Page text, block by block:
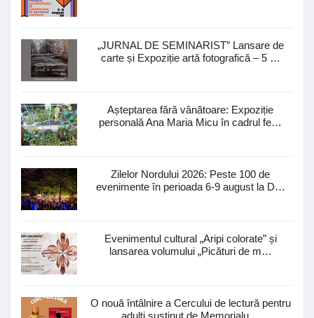
„JURNAL DE SEMINARIST” Lansare de
carte și Expoziție artă fotografică – 5 …
Așteptarea fără vânătoare: Expoziție
personală Ana Maria Micu în cadrul fe…
Zilelor Nordului 2026: Peste 100 de
evenimente în perioada 6-9 august la D…
Evenimentul cultural „Aripi colorate” și
lansarea volumului „Picături de m…
O nouă întâlnire a Cercului de lectură pentru
adulți susținut de Memorialu…